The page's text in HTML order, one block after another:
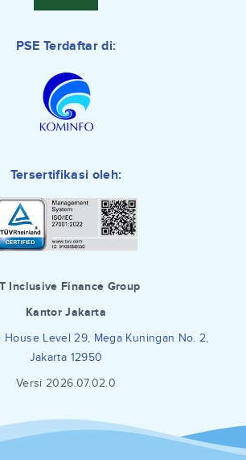
PSE Terdaftar di:
Tersertifikasi oleh:
Inclusive Finance Group
Kantor Jakarta
House Level 29, Mega Kuningan No. 2,
Jakarta 12950
Versi 2026.07.02.0